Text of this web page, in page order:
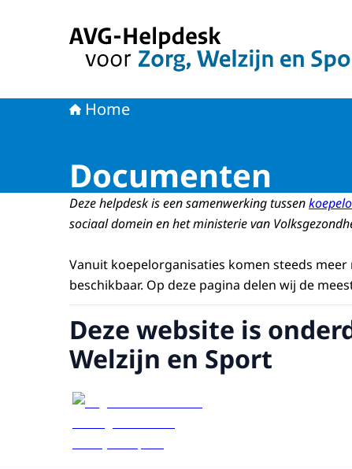
Home
Documenten
Deze helpdesk is een samenwerking tussen
sociaal domein en het ministerie van
Vanuit koepelorganisaties komen steeds
beschikbaar. Op deze pagina delen wij de
Deze website is
Welzijn en Sport